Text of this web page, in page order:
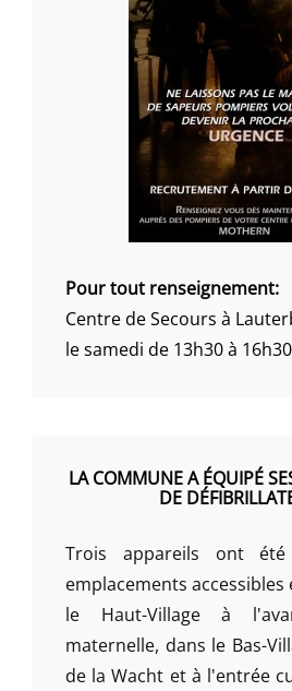
Pour tout renseignement:
Centre de Secours à
le samedi de 13h30 à 16h30
LA COMMUNE A ÉQUIPÉ
DE
Trois appareils ont
emplacements accessibles
le Haut-Village à
maternelle, dans le Bas-
de la Wacht et à l'entrée